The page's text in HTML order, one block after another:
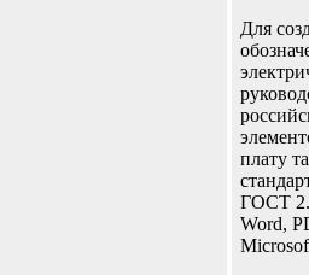
Для
плату
ГОСТ
Word,